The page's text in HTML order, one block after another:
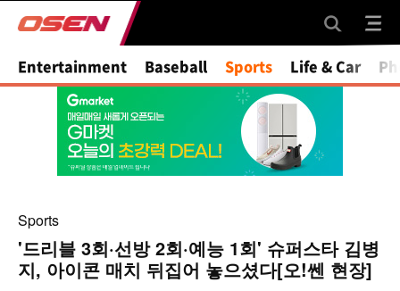
Mute
Entertainment Baseball Sports Life & Car
Sports
'드리블 3회·선방 2회·예능 1회' 슈퍼스타 김병
지, 아이콘 매치 뒤집어 놓으셨다[오!쎈 현장]